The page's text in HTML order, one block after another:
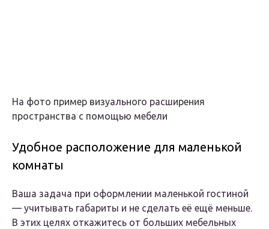
На фото пример визуального расширения
пространства с помощью мебели
Удобное расположение для маленькой
комнаты
Ваша задача при оформлении маленькой гостиной
— учитывать габариты и не сделать её ещё меньше.
В этих целях откажитесь от больших мебельных